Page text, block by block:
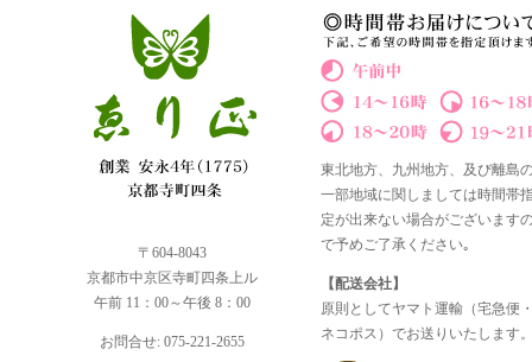
〒604-8043
京都市中京区寺町四条上ル
午前 11：00～午後 8：00
お問合せ: 075-221-2655
東北地方、九州地方、及び離島
一部地域に関しましては時間帯
定が出来ない場合がございます
で予めご了承ください｡
【配送会社】
原則としてヤマト運輸（宅急便
ネコポス）でお送りいたします